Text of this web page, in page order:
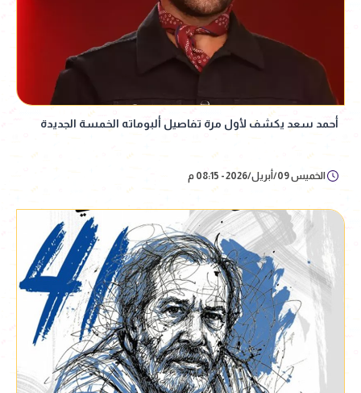
أحمد سعد يكشف لأول مرة تفاصيل ألبوماته الخمسة الجديدة
الخميس 09/أبريل/2026 - 08:15 م